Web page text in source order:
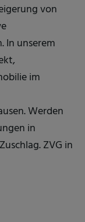
von
In unserem
im
Werden
in
ZVG in